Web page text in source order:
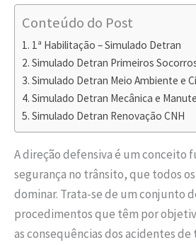
Conteúdo do Post
1ª Habilitação – Simulado Detran
Simulado Detran Primeiros
Simulado Detran Meio Ambiente e
Simulado Detran Mecânica e
Simulado Detran Renovação CNH
A direção defensiva é um conceito
segurança no trânsito, que todos
dominar. Trata-se de um conjunto
procedimentos que têm por
as consequências dos acidentes de